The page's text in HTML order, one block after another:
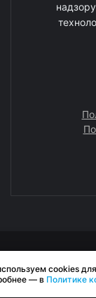
Разработано
cookies
— в Политике